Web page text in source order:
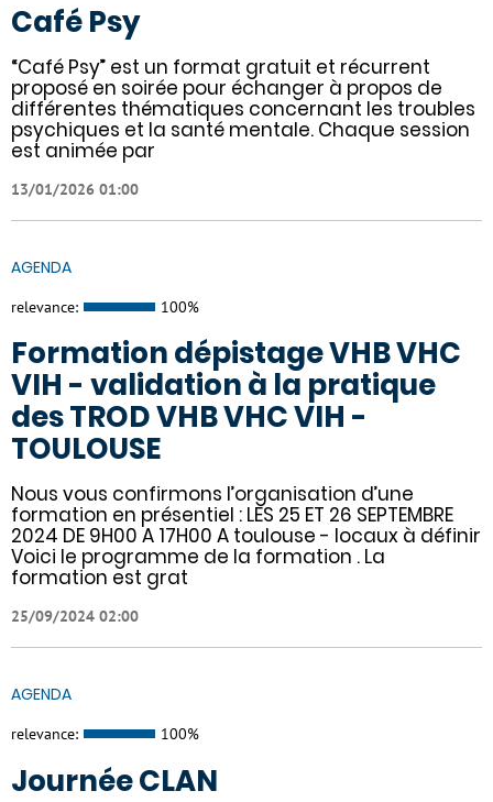
Café Psy
“Café Psy” est un format gratuit et récurrent
proposé en soirée pour échanger à propos de
différentes thématiques concernant les troubles
psychiques et la santé mentale. Chaque session
est animée par
13/01/2026 01:00
AGENDA
relevance: 100%
Formation dépistage VHB VHC
VIH - validation à la pratique
des TROD VHB VHC VIH -
TOULOUSE
Nous vous confirmons l’organisation d’une
formation en présentiel : LES 25 ET 26 SEPTEMBRE
2024 DE 9H00 A 17H00 A toulouse - locaux à définir
Voici le programme de la formation . La
formation est grat
25/09/2024 02:00
AGENDA
relevance: 100%
Journée CLAN